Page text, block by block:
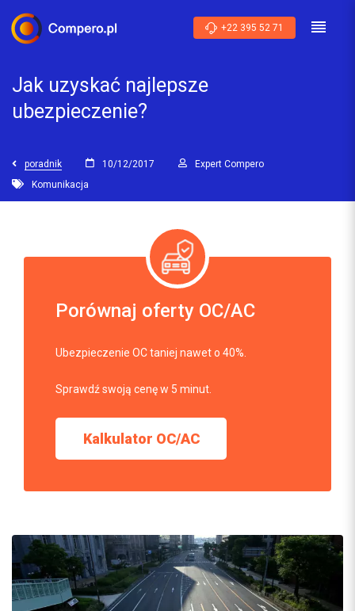
+22 395 52 71
Jak uzyskać najlepsze
ubezpieczenie?
poradnik 10/12/2017
Expert Compero
Komunikacja
Porównaj oferty OC/AC
Ubezpieczenie OC taniej nawet o 40%.
Sprawdź swoją cenę w 5 minut.
Kalkulator OC/AC